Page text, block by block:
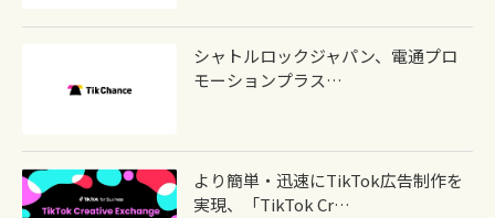
シャトルロックジャパン、電通プロ
モーションプラス…
より簡単・迅速にTikTok広告制作を
実現、「TikTok Cr…